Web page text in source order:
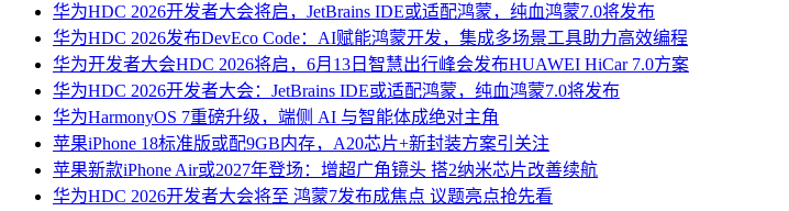
华为HDC 2026开发者大会将启，JetBrains IDE或适配鸿蒙，纯血鸿蒙7.0将发布
华为HDC 2026发布DevEco Code：AI赋能鸿蒙开发，集成多场景工具助力高效编程
华为开发者大会HDC 2026将启，6月13日智慧出行峰会发布HUAWEI HiCar 7.0方案
华为HDC 2026开发者大会：JetBrains IDE或适配鸿蒙，纯血鸿蒙7.0将发布
华为HarmonyOS 7重磅升级，端侧 AI 与智能体成绝对主角
苹果iPhone 18标准版或配9GB内存，A20芯片+新封装方案引关注
苹果新款iPhone Air或2027年登场：增超广角镜头 搭2纳米芯片改善续航
华为HDC 2026开发者大会将至 鸿蒙7发布成焦点 议题亮点抢先看